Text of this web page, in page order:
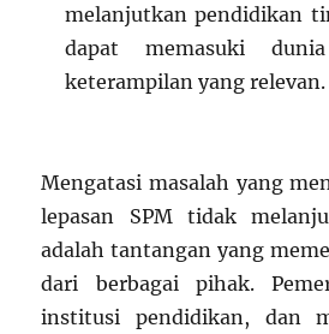
melanjutkan pendidikan
dapat memasuki
keterampilan yang relevan.
Mengatasi masalah yang
lepasan SPM tidak
adalah tantangan yang
dari berbagai pihak.
institusi pendidikan, dan